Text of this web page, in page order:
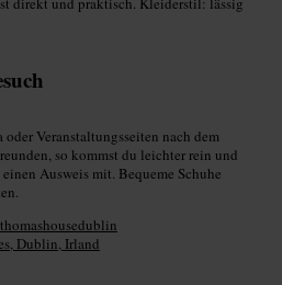
Veranstaltungsseiten nach dem
so kommst du leichter rein und
Ausweis mit. Bequeme Schuhe
Dublin, Irland